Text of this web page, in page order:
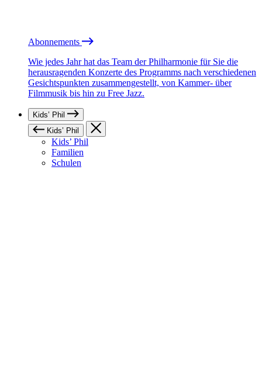
Abonnements
Wie jedes Jahr hat das Team der Philharmonie für Sie die
herausragenden Konzerte des Programms nach verschiedenen
Gesichtspunkten zusammengestellt, von Kammer- über
Filmmusik bis hin zu Free Jazz.
Kids’ Phil
Kids’ Phil
Kids’ Phil
Familien
Schulen